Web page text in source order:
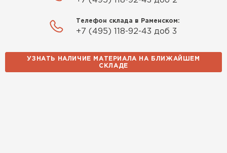
Телефон склада в Раменском:
+7 (495) 118-92-43 доб 3
УЗНАТЬ НАЛИЧИЕ МАТЕРИАЛА НА БЛИЖАЙШЕМ
СКЛАДЕ